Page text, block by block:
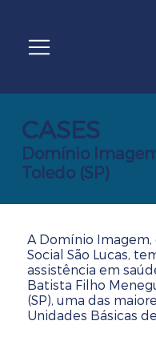
CASES
Domínio
Toledo (SP)
A Domínio
Social São Lucas,
assistência em
Batista Filho
(SP), uma das
Unidades Básicas